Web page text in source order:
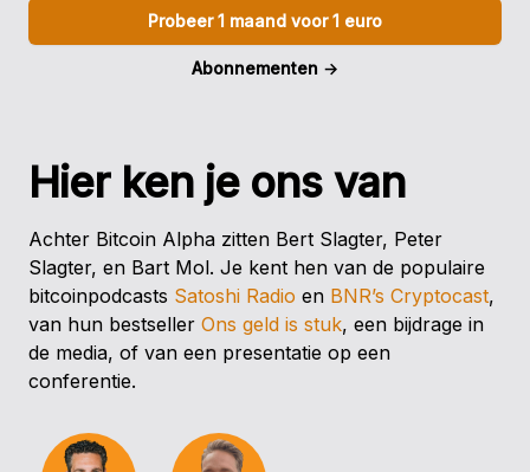
Probeer 1 maand voor 1 euro
Abonnementen →
Hier ken je ons van
Achter Bitcoin Alpha zitten Bert Slagter, Peter
Slagter, en Bart Mol. Je kent hen van de populaire
bitcoinpodcasts Satoshi Radio en BNR’s Cryptocast,
van hun bestseller Ons geld is stuk, een bijdrage in
de media, of van een presentatie op een
conferentie.